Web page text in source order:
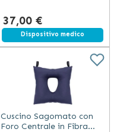
37,00 €
Dispositivo medico
Cuscino Sagomato con
Foro Centrale in Fibra